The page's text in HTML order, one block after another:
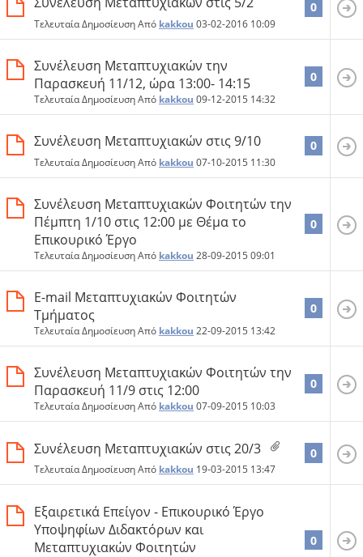
Τελευταία Δημοσίευση Από kakkou 03-02-2016 10:09
0
Συνέλευση Mεταπτυχιακών την
Παρασκευή 11/12, ώρα 13:00- 14:15
Τελευταία Δημοσίευση Από kakkou 09-12-2015 14:32
0
Συνέλευση Μεταπτυχιακών στις 9/10
Τελευταία Δημοσίευση Από kakkou 07-10-2015 11:30
0
Συνέλευση Mεταπτυχιακών Φοιτητών την
Πέμπτη 1/10 στις 12:00 με Θέμα το
Επικουρικό Έργο
Τελευταία Δημοσίευση Από kakkou 28-09-2015 09:01
0
E-mail Mεταπτυχιακών Φοιτητών
Τμήματος
Τελευταία Δημοσίευση Από kakkou 22-09-2015 13:42
0
Συνέλευση Mεταπτυχιακών Φοιτητών την
Παρασκευή 11/9 στις 12:00
Τελευταία Δημοσίευση Από kakkou 07-09-2015 10:03
0
Συνέλευση Μεταπτυχιακών στις 20/3
Τελευταία Δημοσίευση Από kakkou 19-03-2015 13:47
0
Εξαιρετικά Επείγον - Επικουρικό Έργο
Υποψηφίων Διδακτόρων και
Μεταπτυχιακών Φοιτητών
0